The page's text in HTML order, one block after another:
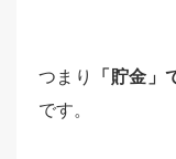
つまり 「貯金
です。